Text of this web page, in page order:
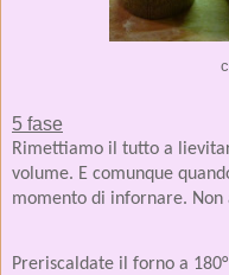
5 fase
Rimettiamo il tutto a
volume. E comunque
momento di infornare. Non
Preriscaldate il forno a